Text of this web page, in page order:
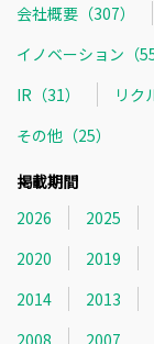
会社概要（307）
イノベーション（55
IR（31）
リク
その他（25）
掲載期間
2026
2025
2020
2019
2014
2013